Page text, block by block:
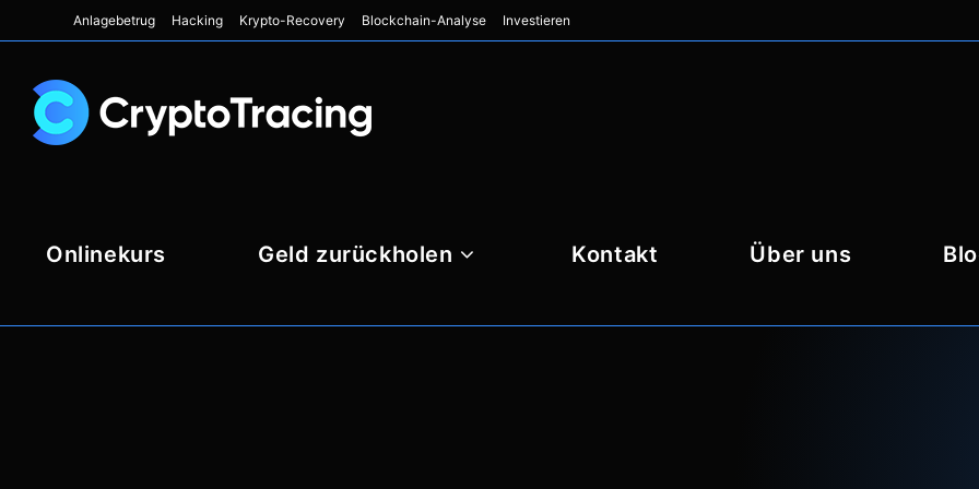
Anlagebetrug Hacking Krypto-Recovery Blockchain-Analyse Investieren
Onlinekurs Geld zurückholen Kontakt Über uns